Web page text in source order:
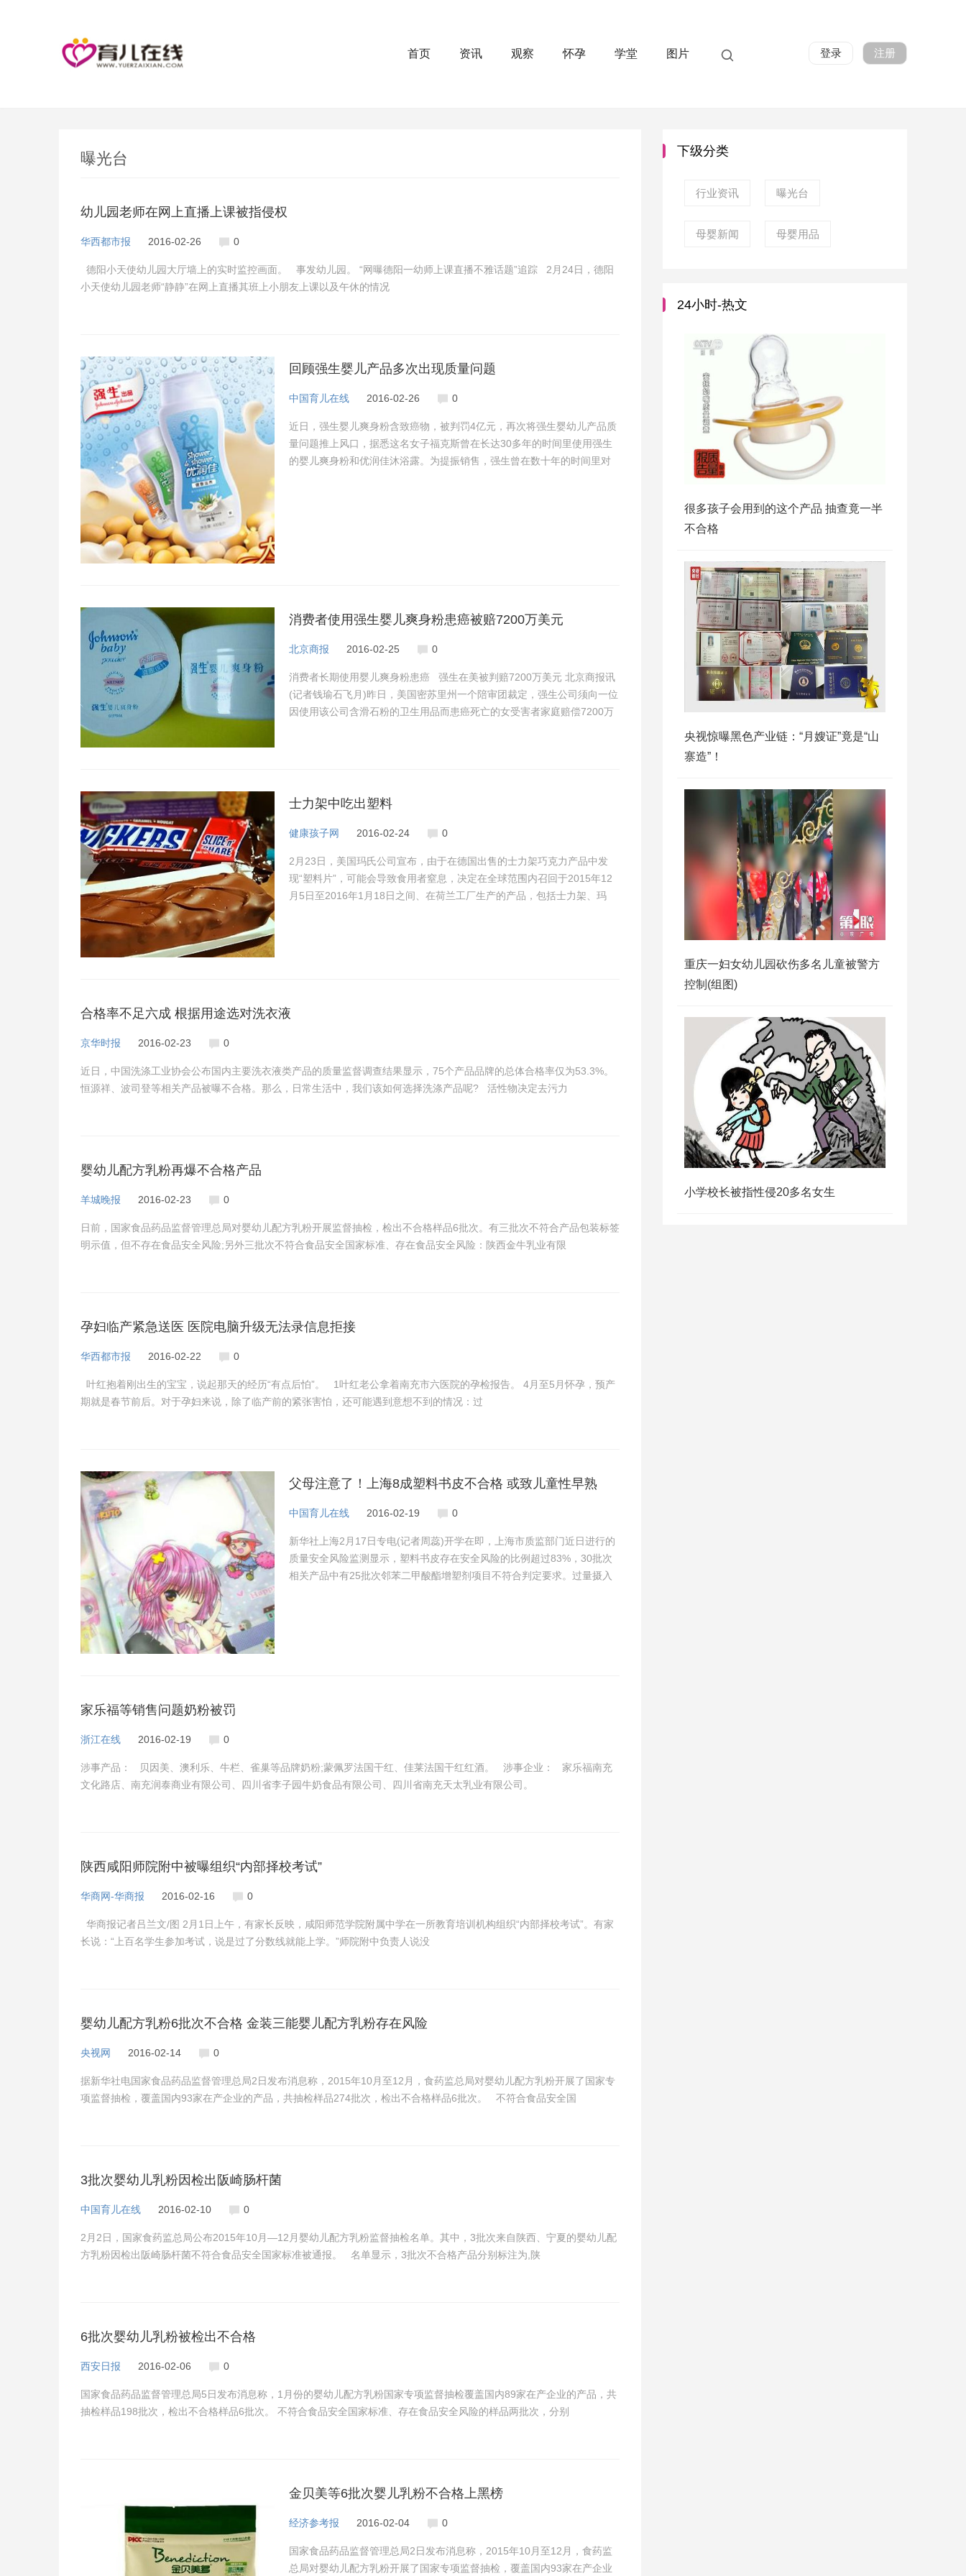
首页 资讯 观察 怀孕 学堂 图片 登录 注册
曝光台
幼儿园老师在网上直播上课被指侵权
华西都市报 2016-02-26 0
德阳小天使幼儿园大厅墙上的实时监控画面。 事发幼儿园。 “网曝德阳一幼师上课直播不雅话题”追踪 2月24日，德阳
小天使幼儿园老师“静静”在网上直播其班上小朋友上课以及午休的情况
回顾强生婴儿产品多次出现质量问题
中国育儿在线 2016-02-26 0
近日，强生婴儿爽身粉含致癌物，被判罚4亿元，再次将强生婴幼儿产品质
量问题推上风口，据悉这名女子福克斯曾在长达30多年的时间里使用强生
的婴儿爽身粉和优润佳沐浴露。为提振销售，强生曾在数十年的时间里对
消费者使用强生婴儿爽身粉患癌被赔7200万美元
北京商报 2016-02-25 0
消费者长期使用婴儿爽身粉患癌 强生在美被判赔7200万美元 北京商报讯
(记者钱瑜石飞月)昨日，美国密苏里州一个陪审团裁定，强生公司须向一位
因使用该公司含滑石粉的卫生用品而患癌死亡的女受害者家庭赔偿7200万
士力架中吃出塑料
健康孩子网 2016-02-24 0
2月23日，美国玛氏公司宣布，由于在德国出售的士力架巧克力产品中发
现“塑料片”，可能会导致食用者窒息，决定在全球范围内召回于2015年12
月5日至2016年1月18日之间、在荷兰工厂生产的产品，包括士力架、玛
合格率不足六成 根据用途选对洗衣液
京华时报 2016-02-23 0
近日，中国洗涤工业协会公布国内主要洗衣液类产品的质量监督调查结果显示，75个产品品牌的总体合格率仅为53.3%。
恒源祥、波司登等相关产品被曝不合格。那么，日常生活中，我们该如何选择洗涤产品呢? 活性物决定去污力
婴幼儿配方乳粉再爆不合格产品
羊城晚报 2016-02-23 0
日前，国家食品药品监督管理总局对婴幼儿配方乳粉开展监督抽检，检出不合格样品6批次。有三批次不符合产品包装标签
明示值，但不存在食品安全风险;另外三批次不符合食品安全国家标准、存在食品安全风险：陕西金牛乳业有限
孕妇临产紧急送医 医院电脑升级无法录信息拒接
华西都市报 2016-02-22 0
叶红抱着刚出生的宝宝，说起那天的经历“有点后怕”。 1叶红老公拿着南充市六医院的孕检报告。 4月至5月怀孕，预产
期就是春节前后。对于孕妇来说，除了临产前的紧张害怕，还可能遇到意想不到的情况：过
父母注意了！上海8成塑料书皮不合格 或致儿童性早熟
中国育儿在线 2016-02-19 0
新华社上海2月17日专电(记者周蕊)开学在即，上海市质监部门近日进行的
质量安全风险监测显示，塑料书皮存在安全风险的比例超过83%，30批次
相关产品中有25批次邻苯二甲酸酯增塑剂项目不符合判定要求。过量摄入
家乐福等销售问题奶粉被罚
浙江在线 2016-02-19 0
涉事产品： 贝因美、澳利乐、牛栏、雀巢等品牌奶粉;蒙佩罗法国干红、佳莱法国干红红酒。 涉事企业： 家乐福南充
文化路店、南充润泰商业有限公司、四川省李子园牛奶食品有限公司、四川省南充天太乳业有限公司。
陕西咸阳师院附中被曝组织“内部择校考试”
华商网-华商报 2016-02-16 0
华商报记者吕兰文/图 2月1日上午，有家长反映，咸阳师范学院附属中学在一所教育培训机构组织“内部择校考试”。有家
长说：“上百名学生参加考试，说是过了分数线就能上学。”师院附中负责人说没
婴幼儿配方乳粉6批次不合格 金装三能婴儿配方乳粉存在风险
央视网 2016-02-14 0
据新华社电国家食品药品监督管理总局2日发布消息称，2015年10月至12月，食药监总局对婴幼儿配方乳粉开展了国家专
项监督抽检，覆盖国内93家在产企业的产品，共抽检样品274批次，检出不合格样品6批次。 不符合食品安全国
3批次婴幼儿乳粉因检出阪崎肠杆菌
中国育儿在线 2016-02-10 0
2月2日，国家食药监总局公布2015年10月—12月婴幼儿配方乳粉监督抽检名单。其中，3批次来自陕西、宁夏的婴幼儿配
方乳粉因检出阪崎肠杆菌不符合食品安全国家标准被通报。 名单显示，3批次不合格产品分别标注为,陕
6批次婴幼儿乳粉被检出不合格
西安日报 2016-02-06 0
国家食品药品监督管理总局5日发布消息称，1月份的婴幼儿配方乳粉国家专项监督抽检覆盖国内89家在产企业的产品，共
抽检样品198批次，检出不合格样品6批次。 不符合食品安全国家标准、存在食品安全风险的样品两批次，分别
金贝美等6批次婴儿乳粉不合格上黑榜
经济参考报 2016-02-04 0
国家食品药品监督管理总局2日发布消息称，2015年10月至12月，食药监
总局对婴幼儿配方乳粉开展了国家专项监督抽检，覆盖国内93家在产企业
下级分类
行业资讯 曝光台
母婴新闻 母婴用品
24小时-热文
很多孩子会用到的这个产品 抽查竟一半
不合格
央视惊曝黑色产业链：“月嫂证”竟是“山
寨造”！
重庆一妇女幼儿园砍伤多名儿童被警方
控制(组图)
小学校长被指性侵20多名女生